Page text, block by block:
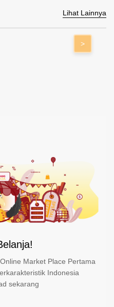
Lihat Lainnya
>
Market Place Pertama
Indonesia
sekarang